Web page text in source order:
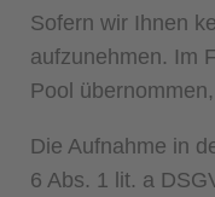
Sofern wir Ihnen
aufzunehmen. Im
Pool
Die Aufnahme in
6 Abs. 1 lit. a